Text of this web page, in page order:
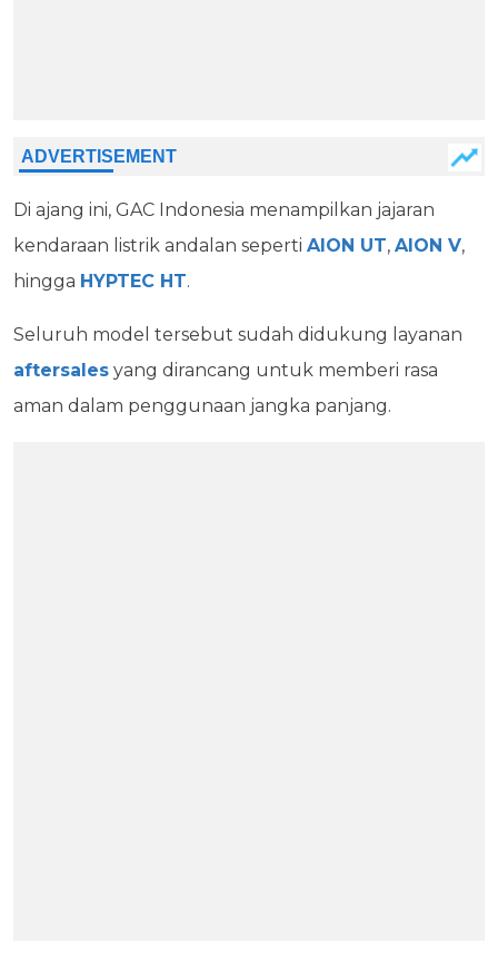
Di ajang ini, GAC Indonesia menampilkan jajaran
kendaraan listrik andalan seperti AION UT, AION V,
hingga HYPTEC HT.
Seluruh model tersebut sudah didukung layanan
aftersales yang dirancang untuk memberi rasa
aman dalam penggunaan jangka panjang.